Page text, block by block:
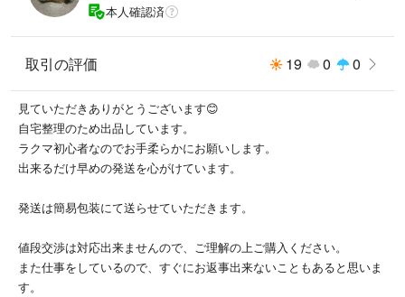
本人確認済
取引の評価 19 0 0
見ていただきありがとうございます😊
自宅整理のため出品しています。
ラクマ初心者なのでお手柔らかにお願いします。
出来るだけ早めの発送を心がけています。
発送は簡易包装にて送らせていただきます。
値段交渉は対応出来ませんので、ご理解の上ご購入ください。
また仕事をしているので、すぐにお返事出来ないこともあると思いま
す。